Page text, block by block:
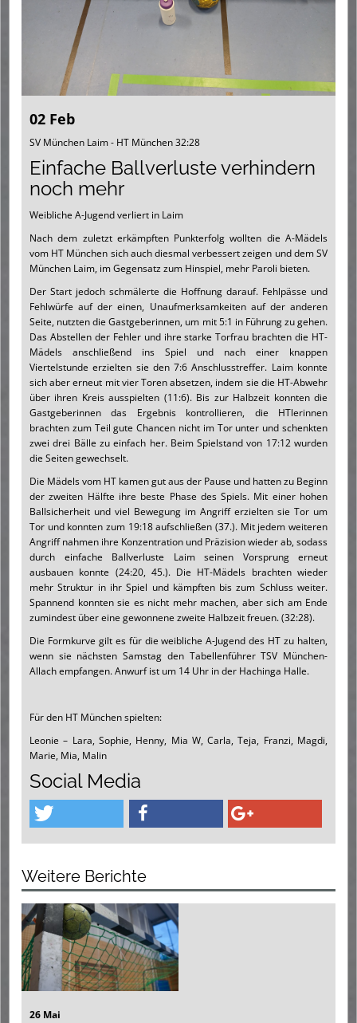
02 Feb
SV München Laim - HT München 32:28
Einfache Ballverluste verhindern
noch mehr
Weibliche A-Jugend verliert in Laim
Nach dem zuletzt erkämpften Punkterfolg wollten die A-Mädels
vom HT München sich auch diesmal verbessert zeigen und dem SV
München Laim, im Gegensatz zum Hinspiel, mehr Paroli bieten.
Der Start jedoch schmälerte die Hoffnung darauf. Fehlpässe und
Fehlwürfe auf der einen, Unaufmerksamkeiten auf der anderen
Seite, nutzten die Gastgeberinnen, um mit 5:1 in Führung zu gehen.
Das Abstellen der Fehler und ihre starke Torfrau brachten die HT-
Mädels anschließend ins Spiel und nach einer knappen
Viertelstunde erzielten sie den 7:6 Anschlusstreffer. Laim konnte
sich aber erneut mit vier Toren absetzen, indem sie die HT-Abwehr
über ihren Kreis ausspielten (11:6). Bis zur Halbzeit konnten die
Gastgeberinnen das Ergebnis kontrollieren, die HTlerinnen
brachten zum Teil gute Chancen nicht im Tor unter und schenkten
zwei drei Bälle zu einfach her. Beim Spielstand von 17:12 wurden
die Seiten gewechselt.
Die Mädels vom HT kamen gut aus der Pause und hatten zu Beginn
der zweiten Hälfte ihre beste Phase des Spiels. Mit einer hohen
Ballsicherheit und viel Bewegung im Angriff erzielten sie Tor um
Tor und konnten zum 19:18 aufschließen (37.). Mit jedem weiteren
Angriff nahmen ihre Konzentration und Präzision wieder ab, sodass
durch einfache Ballverluste Laim seinen Vorsprung erneut
ausbauen konnte (24:20, 45.). Die HT-Mädels brachten wieder
mehr Struktur in ihr Spiel und kämpften bis zum Schluss weiter.
Spannend konnten sie es nicht mehr machen, aber sich am Ende
zumindest über eine gewonnene zweite Halbzeit freuen. (32:28).
Die Formkurve gilt es für die weibliche A-Jugend des HT zu halten,
wenn sie nächsten Samstag den Tabellenführer TSV München-
Allach empfangen. Anwurf ist um 14 Uhr in der Hachinga Halle.
Für den HT München spielten:
Leonie – Lara, Sophie, Henny, Mia W, Carla, Teja, Franzi, Magdi,
Marie, Mia, Malin
Social Media
Weitere Berichte
26 Mai